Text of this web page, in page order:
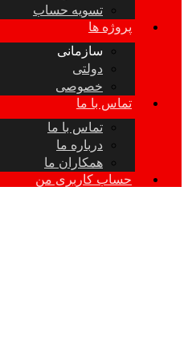
تسویه حساب
پروژه ها
سازمانی
دولتی
خصوصی
تماس با ما
تماس با ما
درباره ما
همکاران ما
حساب کاربری من